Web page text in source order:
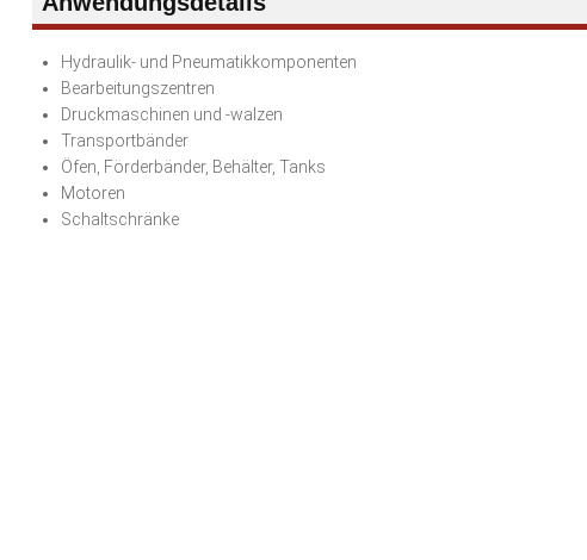
Hydraulik- und Pneumatikkomponenten
Bearbeitungszentren
Druckmaschinen und -walzen
Transportbänder
Öfen, Förderbänder, Behälter, Tanks
Motoren
Schaltschränke